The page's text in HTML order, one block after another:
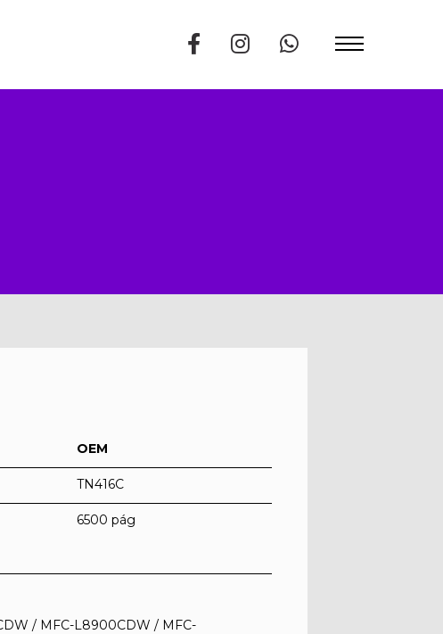
OEM
TN416C
6500 pág
/ MFC-L8900CDW / MFC-